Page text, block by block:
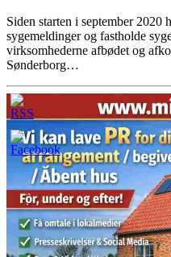
Siden starten i september 2020
sygemeldinger og fastholde
virksomhederne afbødet og
Sønderborg…